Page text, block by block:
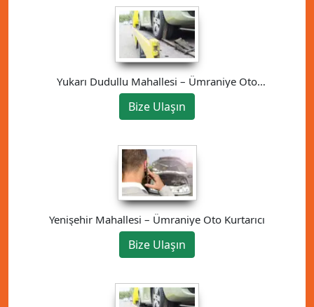
Yukarı Dudullu Mahallesi – Ümraniye Oto
Kurtarıcı
Bize Ulaşın
Yenişehir Mahallesi – Ümraniye Oto Kurtarıcı
Bize Ulaşın